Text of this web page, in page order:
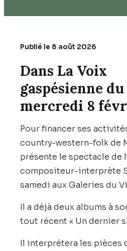
Publié le 8 août 2026
Dans La Voix
gaspésienne du
mercredi 8
Pour financer ses
country-western-folk de
présente le spectacle de
compositeur-interprète
samedi aux Galeries du
Il a déjà deux albums à
tout récent « Un dernier
Il interprétera les pièces